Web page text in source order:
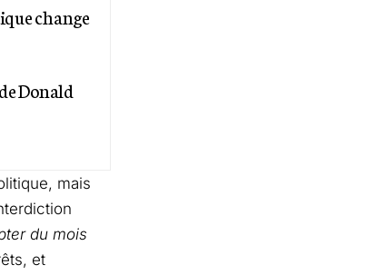
change
Donald
mais
du mois
et